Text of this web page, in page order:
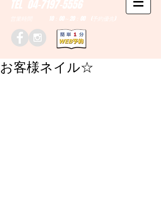
TEL 04-7197-5556
営業時間 10：00～20：00 (予約優先)
お客様ネイル☆